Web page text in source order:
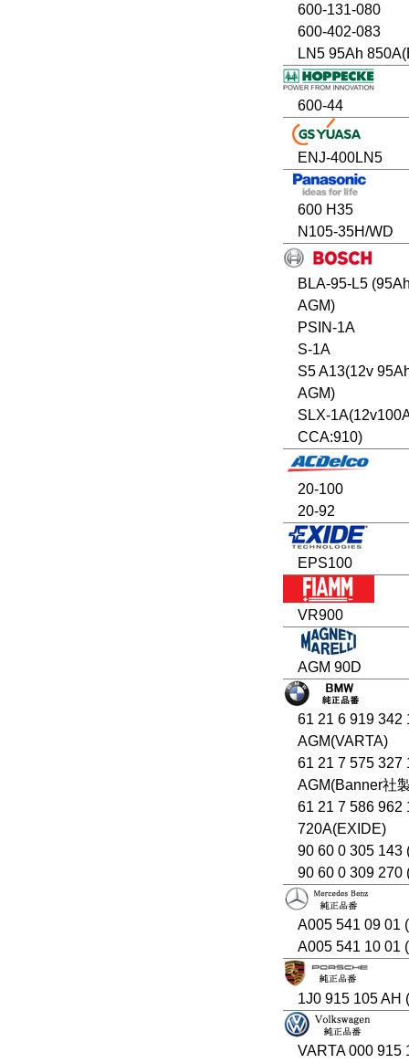
600-131-080
600-402-083
LN5 95Ah
600-44
ENJ-400LN5
600 H35
N105-35H/WD
BLA-95-L5
AGM)
PSIN-1A
S-1A
S5 A13(12v
AGM)
SLX-
CCA:910)
20-100
20-92
EPS100
VR900
AGM 90D
61 21 6 919 342
AGM(VARTA)
61 21 7 575 327
AGM(Banner社
61 21 7 586 962
720A(EXIDE)
90 60 0 305 143
90 60 0 309 270
A005 541 09 01
A005 541 10 01
1J0 915 105 AH
VARTA 000 915